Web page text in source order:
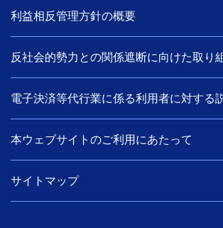
利益相反管理方針の概要
反社会的勢力との関係遮断に向けた取り
電子決済等代行業に係る利用者に対する
本ウェブサイトのご利用にあたって
サイトマップ